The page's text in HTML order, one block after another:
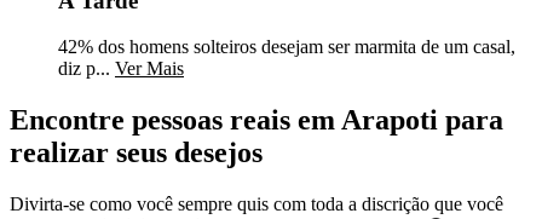
42% dos homens solteiros desejam ser marmita de um casal,
diz p... Ver Mais
Encontre pessoas reais em Arapoti para
realizar seus desejos
Divirta-se como você sempre quis com toda a discrição que você